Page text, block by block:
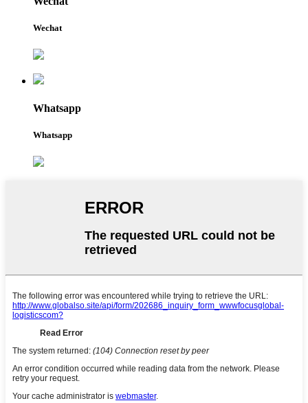
Wechat
Whatsapp
Whatsapp